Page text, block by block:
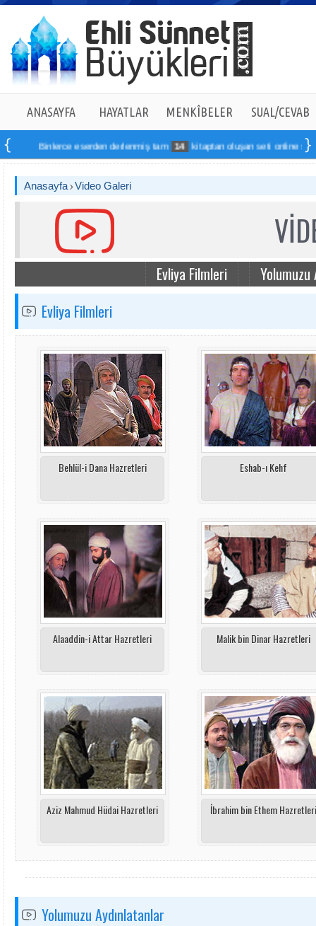
ANASAYFA HAYATLAR MENKÎBELER SUAL/CEVAB
Binlerce eserden derlenmiş tam 14 kitaptan oluşan seti online sipariş
Anasayfa Video Galeri
Evliya Filmleri
Yolumuzu
Evliya Filmleri
Behlül-i Dana Hazretleri Eshab-ı Kehf
Alaaddin-i Attar Hazretleri Malik bin Dinar Hazretleri
Aziz Mahmud Hüdai Hazretleri İbrahim bin Ethem Hazretleri
Yolumuzu Aydınlatanlar